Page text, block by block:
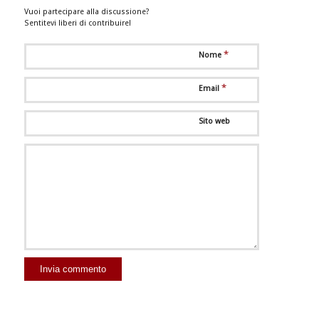
Vuoi partecipare alla discussione?
Sentitevi liberi di contribuire!
Nome *
Email *
Sito web